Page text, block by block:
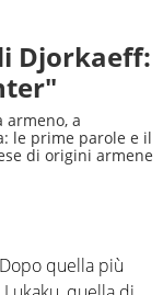
Djorkaeff:
a
le prime parole e il
di origini armene
quella più